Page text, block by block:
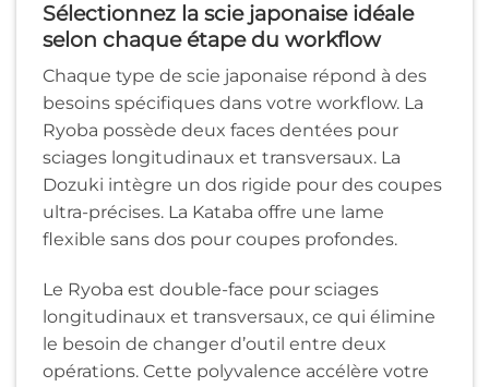
Sélectionnez la scie japonaise idéale
selon chaque étape du workflow
Chaque type de scie japonaise répond à des
besoins spécifiques dans votre workflow. La
Ryoba possède deux faces dentées pour
sciages longitudinaux et transversaux. La
Dozuki intègre un dos rigide pour des coupes
ultra-précises. La Kataba offre une lame
flexible sans dos pour coupes profondes.
Le Ryoba est double-face pour sciages
longitudinaux et transversaux, ce qui élimine
le besoin de changer d’outil entre deux
opérations. Cette polyvalence accélère votre